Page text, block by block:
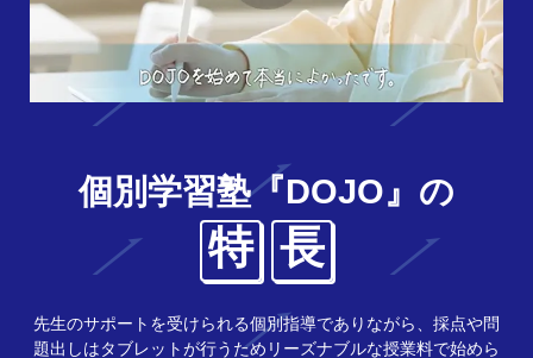
個別学習塾『DOJO』の
特 長
先生のサポートを受けられる個別指導でありながら、採点や問
題出しはタブレットが行うためリーズナブルな授業料で始めら